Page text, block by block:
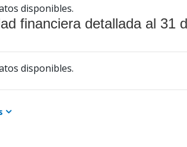
disponibles.
financiera detallada al 31
disponibles.